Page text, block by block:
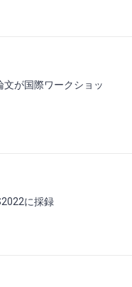
が国際ワークショッ
に採録